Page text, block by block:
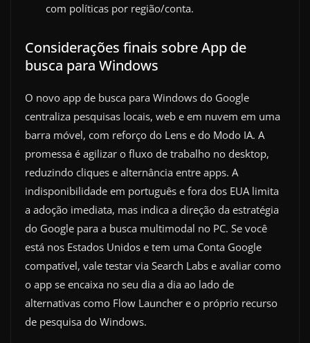
com políticas por região/conta.
Considerações finais sobre App de
busca para Windows
O novo app de busca para Windows do Google
centraliza pesquisas locais, web e em nuvem em uma
barra móvel, com reforço do Lens e do Modo IA. A
promessa é agilizar o fluxo de trabalho no desktop,
reduzindo cliques e alternância entre apps. A
indisponibilidade em português e fora dos EUA limita
a adoção imediata, mas indica a direção da estratégia
do Google para a busca multimodal no PC. Se você
está nos Estados Unidos e tem uma Conta Google
compatível, vale testar via Search Labs e avaliar como
o app se encaixa no seu dia a dia ao lado de
alternativas como Flow Launcher e o próprio recurso
de pesquisa do Windows.